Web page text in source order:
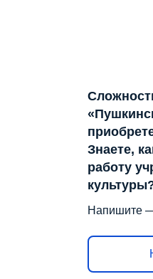
Знаете,
работу
Напишите